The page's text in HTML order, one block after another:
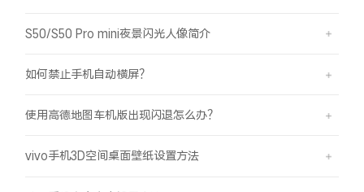
S50/S50 Pro mini夜景闪光人像简介
如何禁止手机自动横屏？
使用高德地图车机版出现闪退怎么办？
vivo手机3D空间桌面壁纸设置方法